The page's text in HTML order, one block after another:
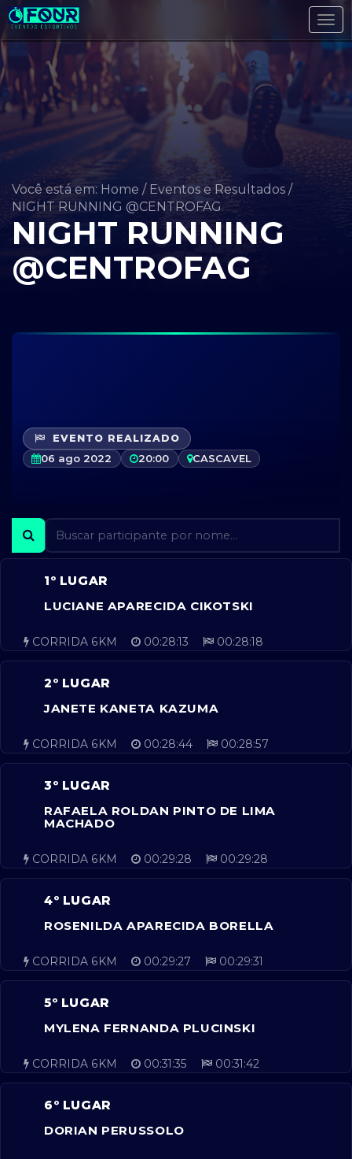
Você está em: Home / Eventos e Resultados /
NIGHT RUNNING @CENTROFAG
NIGHT RUNNING
@CENTROFAG
EVENTO REALIZADO
06 ago 2022 20:00 CASCAVEL
1º LUGAR
LUCIANE APARECIDA CIKOTSKI
CORRIDA 6KM 00:28:13 00:28:18
2º LUGAR
JANETE KANETA KAZUMA
CORRIDA 6KM 00:28:44 00:28:57
3º LUGAR
RAFAELA ROLDAN PINTO DE LIMA
MACHADO
CORRIDA 6KM 00:29:28 00:29:28
4º LUGAR
ROSENILDA APARECIDA BORELLA
CORRIDA 6KM 00:29:27 00:29:31
5º LUGAR
MYLENA FERNANDA PLUCINSKI
CORRIDA 6KM 00:31:35 00:31:42
6º LUGAR
DORIAN PERUSSOLO